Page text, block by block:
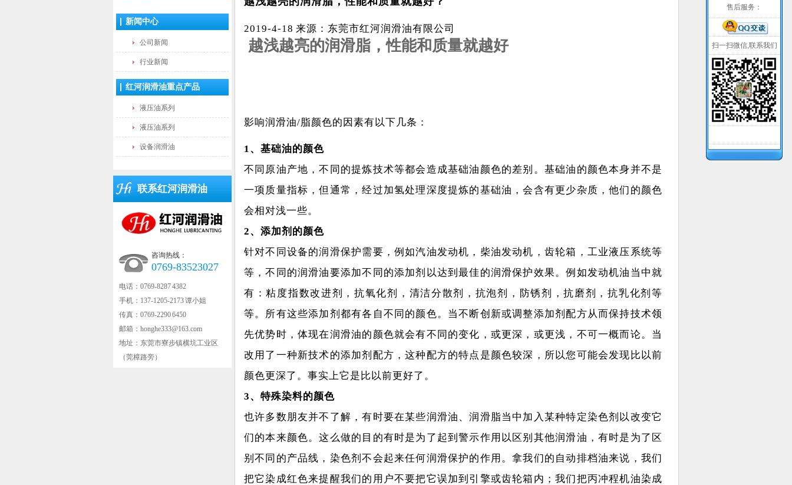
新闻中心
公司新闻
行业新闻
红河润滑油重点产品
液压油系列
液压油系列
设备润滑油
联系红河润滑油
咨询热线：
0769-83523027
电话：0769-8287 4382
手机：137-1205-2173 谭小姐
传真：0769-2290 6450
邮箱：honghe333@163.com
地址：东莞市寮步镇横坑工业区
（莞樟路旁）
2019-4-18 来源：东莞市红河润滑油有限公司
越浅越亮的润滑脂，性能和质量就越好
影响润滑油/脂颜色的因素有以下几条：
1、基础油的颜色
不同原油产地，不同的提炼技术等都会造成基础油颜色的差别。基础油的颜色本身并不是
一项质量指标，但通常，经过加氢处理深度提炼的基础油，会含有更少杂质，他们的颜色
会相对浅一些。
2、添加剂的颜色
针对不同设备的润滑保护需要，例如汽油发动机，柴油发动机，齿轮箱，工业液压系统等
等，不同的润滑油要添加不同的添加剂以达到最佳的润滑保护效果。例如发动机油当中就
有：粘度指数改进剂，抗氧化剂，清洁分散剂，抗泡剂，防锈剂，抗磨剂，抗乳化剂等
等。所有这些添加剂都有各自不同的颜色。当不断创新或调整添加剂配方从而保持技术领
先优势时，体现在润滑油的颜色就会有不同的变化，或更深，或更浅，不可一概而论。当
改用了一种新技术的添加剂配方，这种配方的特点是颜色较深，所以您可能会发现比以前
颜色更深了。事实上它是比以前更好了。
3、特殊染料的颜色
也许多数朋友并不了解，有时要在某些润滑油、润滑脂当中加入某种特定染色剂以改变它
们的本来颜色。这么做的目的有时是为了起到警示作用以区别其他润滑油，有时是为了区
别不同的产品线，染色剂不会起来任何润滑保护的作用。拿我们的自动排档油来说，我们
把它染成红色来提醒我们的用户不要把它误加到引擎或齿轮箱内；我们把丙冲程机油染成
售后服务：
扫一扫微信,联系我们